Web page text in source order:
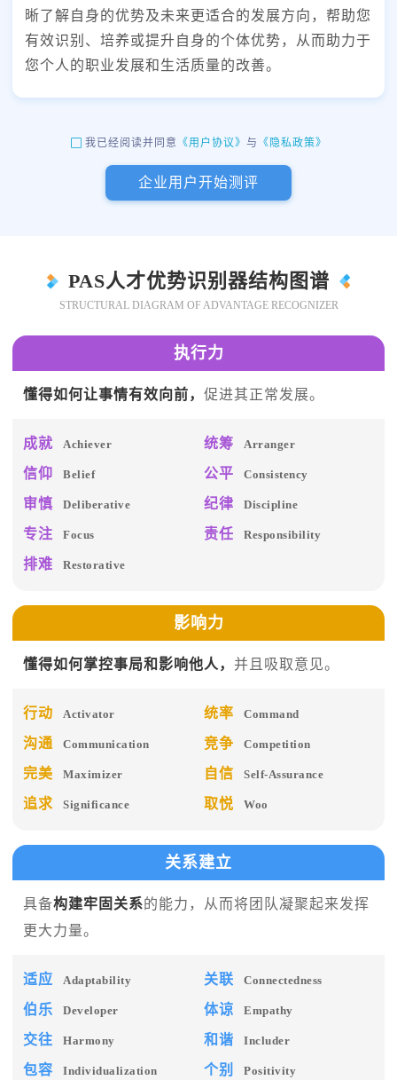
晰了解自身的优势及未来更适合的发展方向，帮助您
有效识别、培养或提升自身的个体优势，从而助力于
您个人的职业发展和生活质量的改善。
我已经阅读并同意 《用户协议》 与 《隐私政策》
企业用户开始测评
PAS人才优势识别器结构图谱
STRUCTURAL DIAGRAM OF ADVANTAGE RECOGNIZER
执行力
懂得如何让事情有效向前，促进其正常发展。
成就 Achiever 统筹 Arranger
信仰 Belief 公平 Consistency
审慎 Deliberative 纪律 Discipline
专注 Focus 责任 Responsibility
排难 Restorative
影响力
懂得如何掌控事局和影响他人，并且吸取意见。
行动 Activator 统率 Command
沟通 Communication 竞争 Competition
完美 Maximizer 自信 Self-Assurance
追求 Significance 取悦 Woo
关系建立
具备构建牢固关系的能力，从而将团队凝聚起来发挥
更大力量。
适应 Adaptability 关联 Connectedness
伯乐 Developer 体谅 Empathy
交往 Harmony 和谐 Includer
包容 Individualization 个别 Positivity